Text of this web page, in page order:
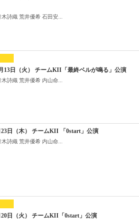
詩織 荒井優希 石田安...
13日（火） チームKII「最終ベルが鳴る」公演
詩織 荒井優希 内山命...
23日（木） チームKII 「0start」公演
詩織 荒井優希 内山命...
20日（火） チームKII「0start」公演